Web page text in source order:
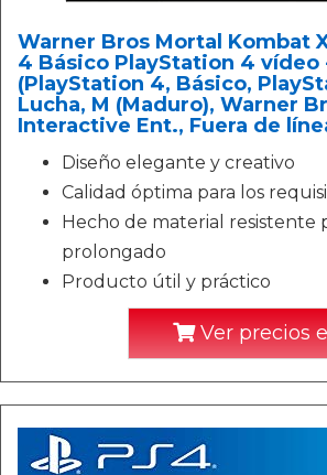
Warner Bros Mortal Kombat
4 Básico PlayStation 4 vídeo
(PlayStation 4, Básico,
Lucha, M (Maduro), Warner
Interactive Ent., Fuera de
Diseño elegante y creativo
Calidad óptima para los
Hecho de material resistente
prolongado
Producto útil y práctico
Ver precios